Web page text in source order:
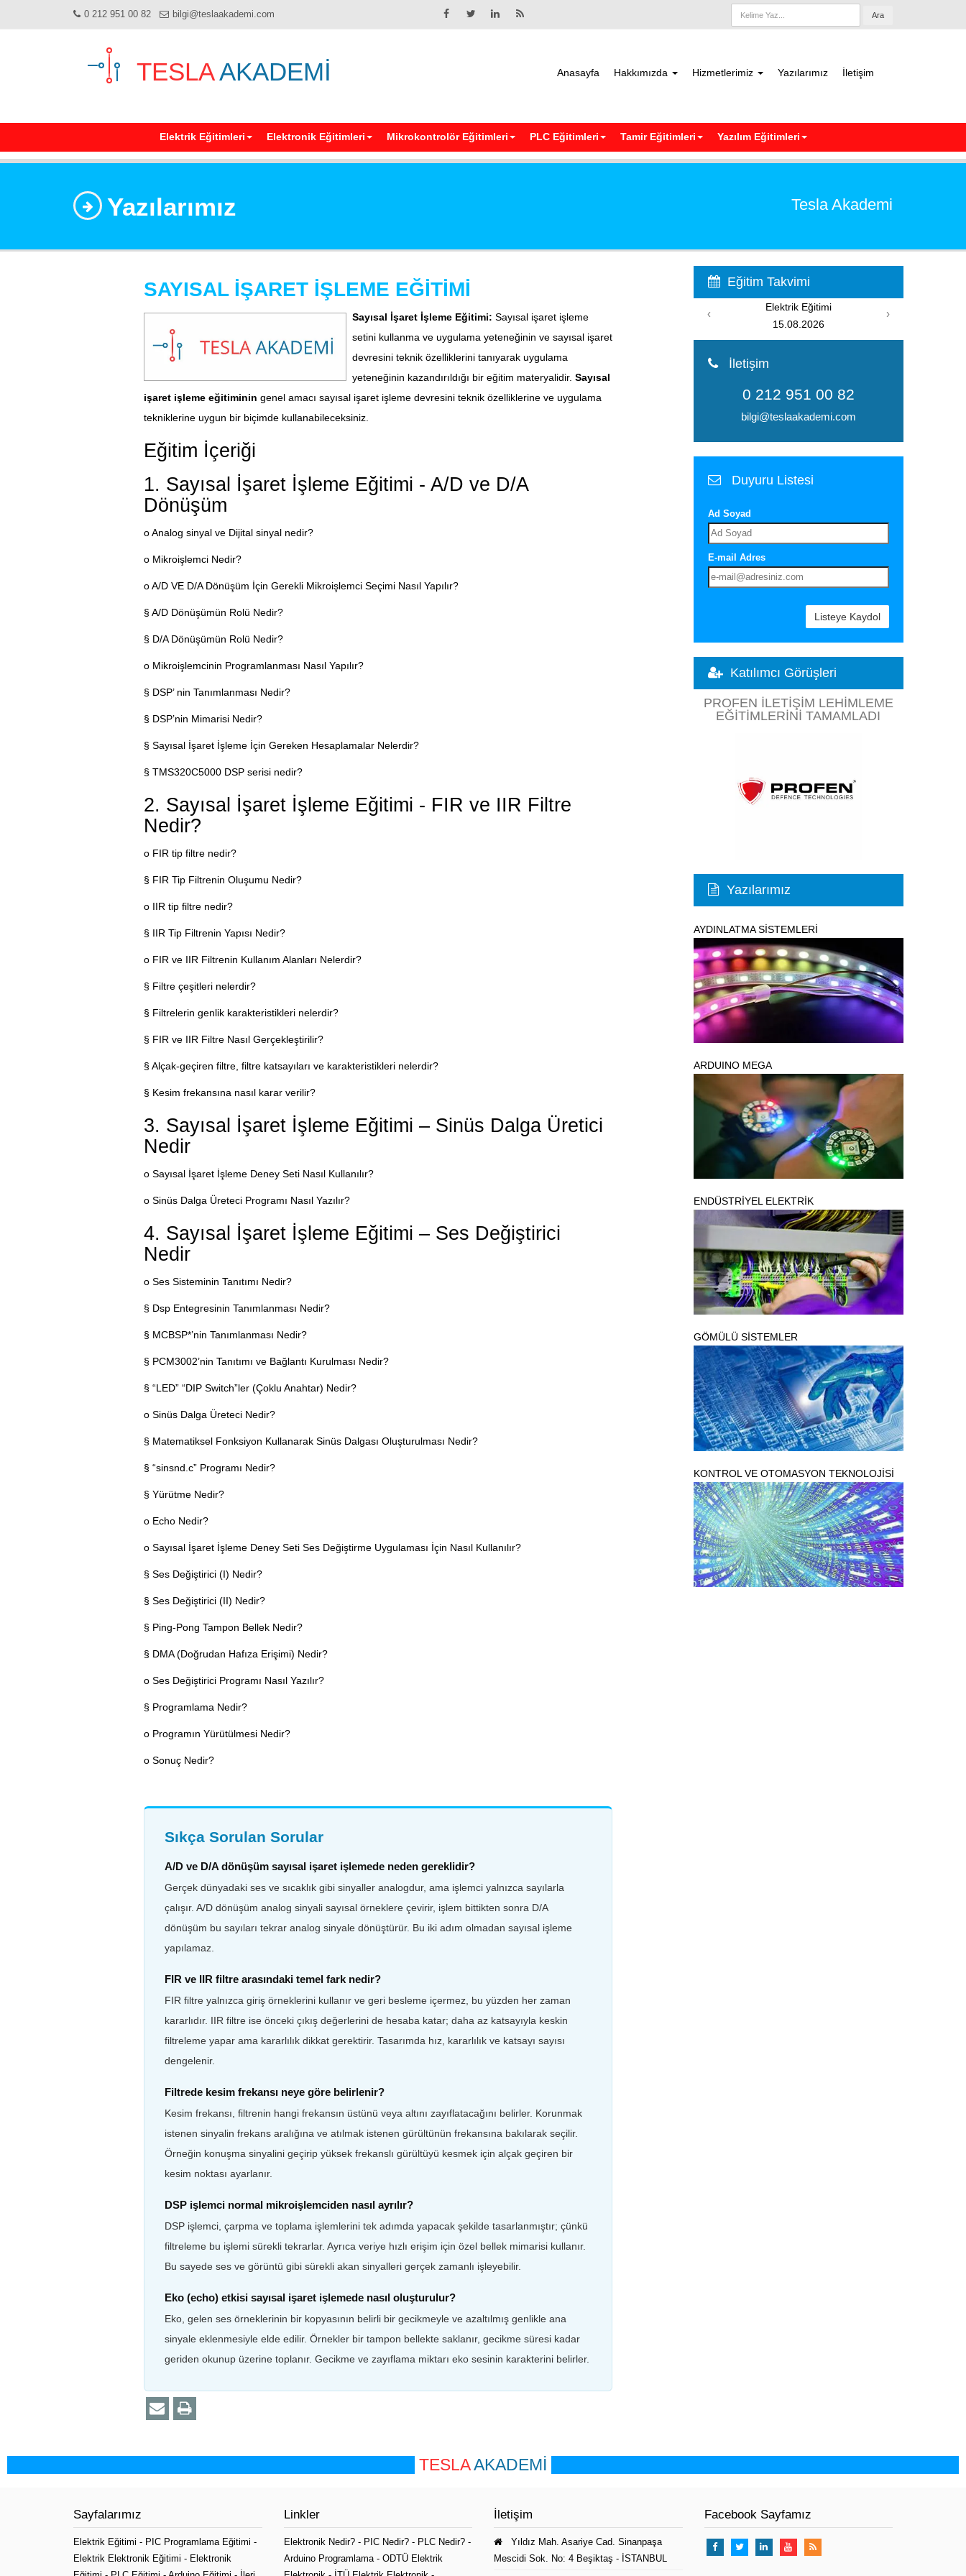
0 212 951 00 82 bilgi@teslaakademi.com Ara
TESLAAKADEMİ Anasayfa Hakkımızda Hizmetlerimiz Yazılarımız İletişim
Elektrik Eğitimleri Elektronik Eğitimleri Mikrokontrolör Eğitimleri PLC Eğitimleri Tamir Eğitimleri Yazılım Eğitimleri
Yazılarımız Tesla Akademi
SAYISAL İŞARET İŞLEME EĞİTİMİ
Sayısal İşaret İşleme Eğitimi: Sayısal işaret işleme
setini kullanma ve uygulama yeteneğinin ve sayısal işaret
devresini teknik özelliklerini tanıyarak uygulama
yeteneğinin kazandırıldığı bir eğitim materyalidir. Sayısal
işaret işleme eğitiminin genel amacı sayısal işaret işleme devresini teknik özelliklerine ve uygulama
tekniklerine uygun bir biçimde kullanabileceksiniz.
Eğitim İçeriği
1. Sayısal İşaret İşleme Eğitimi - A/D ve D/A
Dönüşüm
o Analog sinyal ve Dijital sinyal nedir?
o Mikroişlemci Nedir?
o A/D VE D/A Dönüşüm İçin Gerekli Mikroişlemci Seçimi Nasıl Yapılır?
§ A/D Dönüşümün Rolü Nedir?
§ D/A Dönüşümün Rolü Nedir?
o Mikroişlemcinin Programlanması Nasıl Yapılır?
§ DSP’ nin Tanımlanması Nedir?
§ DSP’nin Mimarisi Nedir?
§ Sayısal İşaret İşleme İçin Gereken Hesaplamalar Nelerdir?
§ TMS320C5000 DSP serisi nedir?
2. Sayısal İşaret İşleme Eğitimi - FIR ve IIR Filtre
Nedir?
o FIR tip filtre nedir?
§ FIR Tip Filtrenin Oluşumu Nedir?
o IIR tip filtre nedir?
§ IIR Tip Filtrenin Yapısı Nedir?
o FIR ve IIR Filtrenin Kullanım Alanları Nelerdir?
§ Filtre çeşitleri nelerdir?
§ Filtrelerin genlik karakteristikleri nelerdir?
§ FIR ve IIR Filtre Nasıl Gerçekleştirilir?
§ Alçak-geçiren filtre, filtre katsayıları ve karakteristikleri nelerdir?
§ Kesim frekansına nasıl karar verilir?
3. Sayısal İşaret İşleme Eğitimi – Sinüs Dalga Üretici
Nedir
o Sayısal İşaret İşleme Deney Seti Nasıl Kullanılır?
o Sinüs Dalga Üreteci Programı Nasıl Yazılır?
4. Sayısal İşaret İşleme Eğitimi – Ses Değiştirici
Nedir
o Ses Sisteminin Tanıtımı Nedir?
§ Dsp Entegresinin Tanımlanması Nedir?
§ MCBSP*’nin Tanımlanması Nedir?
§ PCM3002’nin Tanıtımı ve Bağlantı Kurulması Nedir?
§ “LED” “DIP Switch”ler (Çoklu Anahtar) Nedir?
o Sinüs Dalga Üreteci Nedir?
§ Matematiksel Fonksiyon Kullanarak Sinüs Dalgası Oluşturulması Nedir?
§ “sinsnd.c” Programı Nedir?
§ Yürütme Nedir?
o Echo Nedir?
o Sayısal İşaret İşleme Deney Seti Ses Değiştirme Uygulaması İçin Nasıl Kullanılır?
§ Ses Değiştirici (I) Nedir?
§ Ses Değiştirici (II) Nedir?
§ Ping-Pong Tampon Bellek Nedir?
§ DMA (Doğrudan Hafıza Erişimi) Nedir?
o Ses Değiştirici Programı Nasıl Yazılır?
§ Programlama Nedir?
o Programın Yürütülmesi Nedir?
o Sonuç Nedir?
Sıkça Sorulan Sorular
A/D ve D/A dönüşüm sayısal işaret işlemede neden gereklidir?
Gerçek dünyadaki ses ve sıcaklık gibi sinyaller analogdur, ama işlemci yalnızca sayılarla
çalışır. A/D dönüşüm analog sinyali sayısal örneklere çevirir, işlem bittikten sonra D/A
dönüşüm bu sayıları tekrar analog sinyale dönüştürür. Bu iki adım olmadan sayısal işleme
yapılamaz.
FIR ve IIR filtre arasındaki temel fark nedir?
FIR filtre yalnızca giriş örneklerini kullanır ve geri besleme içermez, bu yüzden her zaman
kararlıdır. IIR filtre ise önceki çıkış değerlerini de hesaba katar; daha az katsayıyla keskin
filtreleme yapar ama kararlılık dikkat gerektirir. Tasarımda hız, kararlılık ve katsayı sayısı
dengelenir.
Filtrede kesim frekansı neye göre belirlenir?
Kesim frekansı, filtrenin hangi frekansın üstünü veya altını zayıflatacağını belirler. Korunmak
istenen sinyalin frekans aralığına ve atılmak istenen gürültünün frekansına bakılarak seçilir.
Örneğin konuşma sinyalini geçirip yüksek frekanslı gürültüyü kesmek için alçak geçiren bir
kesim noktası ayarlanır.
DSP işlemci normal mikroişlemciden nasıl ayrılır?
DSP işlemci, çarpma ve toplama işlemlerini tek adımda yapacak şekilde tasarlanmıştır; çünkü
filtreleme bu işlemi sürekli tekrarlar. Ayrıca veriye hızlı erişim için özel bellek mimarisi kullanır.
Bu sayede ses ve görüntü gibi sürekli akan sinyalleri gerçek zamanlı işleyebilir.
Eko (echo) etkisi sayısal işaret işlemede nasıl oluşturulur?
Eko, gelen ses örneklerinin bir kopyasının belirli bir gecikmeyle ve azaltılmış genlikle ana
sinyale eklenmesiyle elde edilir. Örnekler bir tampon bellekte saklanır, gecikme süresi kadar
geriden okunup üzerine toplanır. Gecikme ve zayıflama miktarı eko sesinin karakterini belirler.
Eğitim Takvimi
Elektrik Eğitimi
15.08.2026
‹ ›
İletişim
0 212 951 00 82
bilgi@teslaakademi.com
Duyuru Listesi
Ad Soyad
E-mail Adres
Listeye Kaydol
Katılımcı Görüşleri
PROFEN İLETIŞIM LEHIMLEME
EĞITIMLERINI TAMAMLADI
Yazılarımız
AYDINLATMA SİSTEMLERİ
ARDUINO MEGA
ENDÜSTRİYEL ELEKTRİK
GÖMÜLÜ SİSTEMLER
KONTROL VE OTOMASYON TEKNOLOJİSİ
TESLAAKADEMİ
Sayfalarımız
Elektrik Eğitimi - PIC Programlama Eğitimi -
Elektrik Elektronik Eğitimi - Elektronik
Linkler
Elektronik Nedir?- PIC Nedir?- PLC Nedir?-
Arduino Programlama- ODTÜ Elektrik
İletişim
Yıldız Mah. Asariye Cad. Sinanpaşa
Mescidi Sok. No: 4 Beşiktaş - İSTANBUL
Facebook Sayfamız